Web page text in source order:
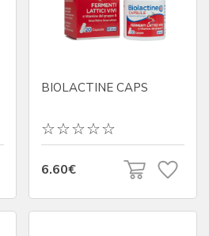
BIOLACTINE CAPS
6.60€